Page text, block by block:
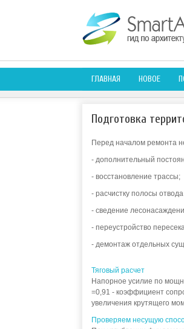
ГЛАВНАЯ НОВОЕ
Подготовка
Перед началом ремонта
- дополнительный
- восстановление трассы;
- расчистку полосы
- сведение
- переустройство
- демонтаж отдельных
Тяговый расчет
Напорное усилие по
=0,91 - коэффициент
увеличения крутящего
Проверяем несущую